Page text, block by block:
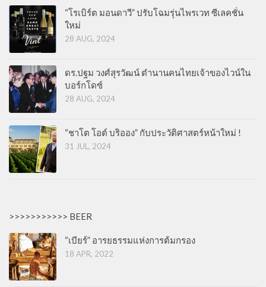
“โรเบิร์ต มอนดาวี” ปรับโฉมรุ่นไพรเวท ซีเลคชั่น
ใหม่
28 AUG, 2024
ดร.ปฐม วงศ์สุรวัฒน์ ตำนานคนไทยเจ้าของไวน์ใน
บอร์กโดซ์
28 AUG, 2024
“ชาโต โอต์ บริออง” กับประวัติศาสตร์หน้าใหม่ !
31 JUL, 2024
>>>>>>>>>>> BEER
“เบียร์” อารยธรรมแห่งการต้มกรอง
18 APR, 2022